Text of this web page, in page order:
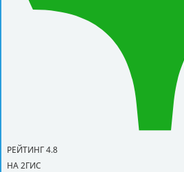
РЕЙТИНГ 4.8
НА 2ГИС